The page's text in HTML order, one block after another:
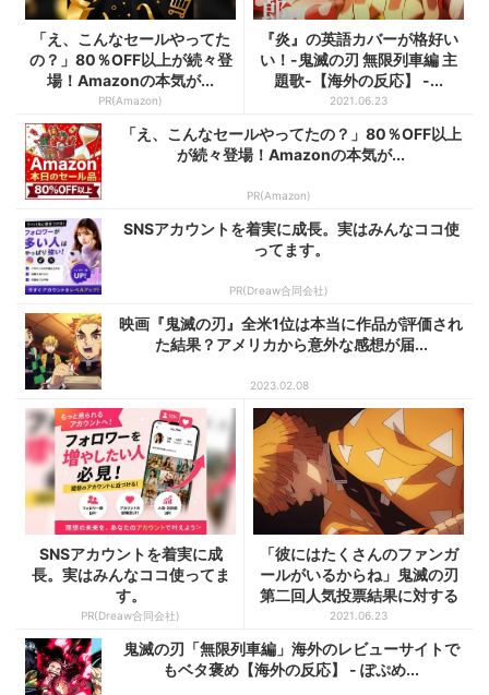
「え、こんなセールやってた
の？」80％OFF以上が続々登
場！Amazonの本気が...
PR(Amazon)
『炎』の英語カバーが格好い
い！-鬼滅の刃 無限列車編 主
題歌-【海外の反応】 -...
2021.06.23
「え、こんなセールやってたの？」80％OFF以上
が続々登場！Amazonの本気が...
PR(Amazon)
SNSアカウントを着実に成長。実はみんなココ使
ってます。
PR(Dreaw合同会社)
映画『鬼滅の刃』全米1位は本当に作品が評価され
た結果？アメリカから意外な感想が届...
2023.02.08
SNSアカウントを着実に成
長。実はみんなココ使ってま
す。
PR(Dreaw合同会社)
「彼にはたくさんのファンガ
ールがいるからね」鬼滅の刃
第二回人気投票結果に対する
海...
2021.06.23
鬼滅の刃「無限列車編」海外のレビューサイトで
もベタ褒め【海外の反応】 - ぽぷめ...